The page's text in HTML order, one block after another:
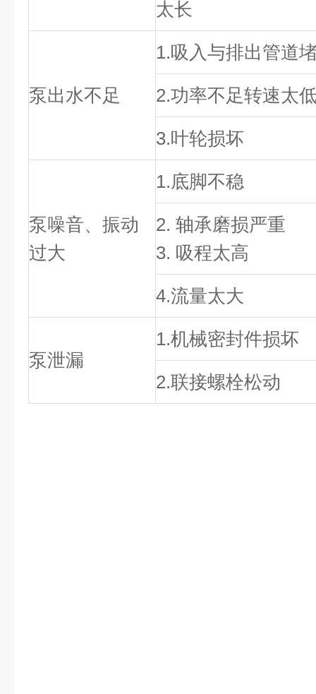
太长
泵出水不足
1.吸入与排出管道
2.功率不足转速太
3.叶轮损坏
泵噪音、振动
过大
1.底脚不稳
2. 轴承磨损严重
3. 吸程太高
4.流量太大
泵泄漏
1.机械密封件损坏
2.联接螺栓松动